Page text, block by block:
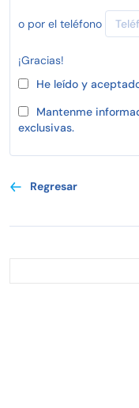
o por el teléfono
¡Gracias!
He leído y
Mantenme
exclusivas.
Regresar